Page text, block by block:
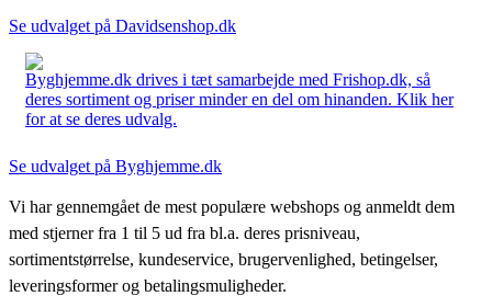
Se udvalget på Davidsenshop.dk
Byghjemme.dk drives i tæt samarbejde med Frishop.dk, så
deres sortiment og priser minder en del om hinanden. Klik her
for at se deres udvalg.
Se udvalget på Byghjemme.dk
Vi har gennemgået de mest populære webshops og anmeldt dem
med stjerner fra 1 til 5 ud fra bl.a. deres prisniveau,
sortimentstørrelse, kundeservice, brugervenlighed, betingelser,
leveringsformer og betalingsmuligheder.